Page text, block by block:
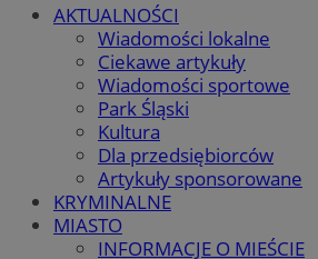
AKTUALNOŚCI
Wiadomości lokalne
Ciekawe artykuły
Wiadomości sportowe
Park Śląski
Kultura
Dla przedsiębiorców
Artykuły sponsorowane
KRYMINALNE
MIASTO
INFORMACJE O MIEŚCIE